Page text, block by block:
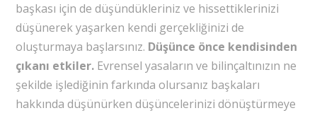
başkası için de düşündükleriniz ve hissettiklerinizi
düşünerek yaşarken kendi gerçekliğinizi de
oluşturmaya başlarsınız. Düşünce önce kendisinden
çıkanı etkiler. Evrensel yasaların ve bilinçaltınızın ne
şekilde işlediğinin farkında olursanız başkaları
hakkında düşünürken düşüncelerinizi dönüştürmeye